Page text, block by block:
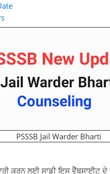
PSSSB Jail Warder Bharti
ਕਰਨ ਲਈ ਸਾਡੀ ਇਸ ਵੈੱਬਸਾਈਟ